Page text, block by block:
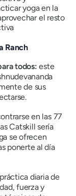
yoga en la
el resto
Ranch
todos: este
de sus
en las 77
Catskill sería
se ofrecen
ponerte al día
diaria de
fuerza y